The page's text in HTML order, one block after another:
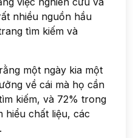
nhiều nguồn hầu
tìm kiếm và
một ngày kia một
về cái mà họ cần
kiếm, và 72% trong
hiểu chất liệu, các